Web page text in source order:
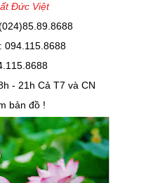
Đức Việt
094.115.8688
- 21h Cả T7 và CN
bản đồ !